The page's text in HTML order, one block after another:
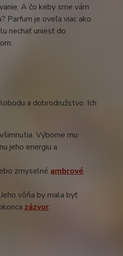
A čo keby sme vám
Parfum je oveľa viac ako
nechať uniesť do
a dobrodružstvo. Ich
Výborne mu
jeho energiu a
zmyselné ambrové
vôňa by mala byť
zázvor.